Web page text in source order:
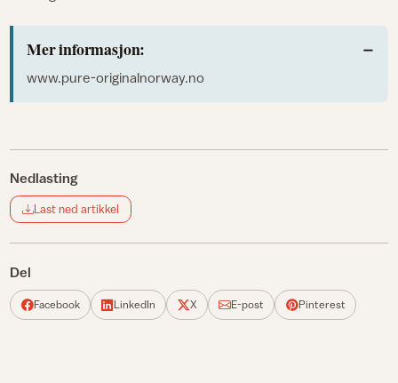
Mer informasjon:
www.pure-originalnorway.no
Nedlasting
Last ned artikkel
Del
Facebook LinkedIn X E-post Pinterest